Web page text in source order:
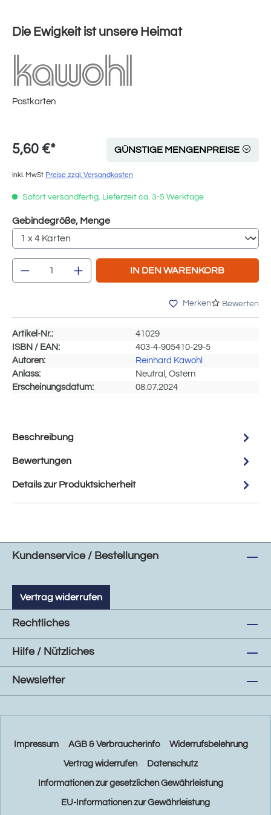
Die Ewigkeit ist unsere Heimat
Postkarten
5,60 €* GÜNSTIGE MENGENPREISE
inkl. MwSt Preise zzgl. Versandkosten
Sofort versandfertig. Lieferzeit ca. 3-5 Werktage
Gebindegröße, Mengeauswählen
Produkt Anzahl: Gib den gewünschten
IN DEN WARENKORB
Merken Bewerten
Artikel-Nr.:
41029
ISBN / EAN:
403-4-905410-29-5
Autoren:
Reinhard Kawohl
Anlass:
Neutral, Ostern
Erscheinungsdatum:
08.07.2024
Beschreibung
Bewertungen
Details zur Produktsicherheit
Kundenservice / Bestellungen
Vertrag widerrufen
Rechtliches
Hilfe / Nützliches
Newsletter
Impressum AGB & Verbraucherinfo Widerrufsbelehrung
Vertrag widerrufen Datenschutz
Informationen zur gesetzlichen Gewährleistung
EU-Informationen zur Gewährleistung